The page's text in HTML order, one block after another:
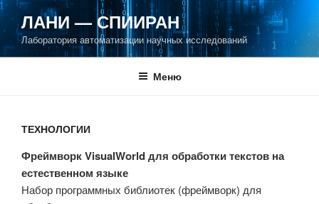
Перейти
содержимому
ЛАНИ — СПИИРАН
Лаборатория автоматизации научных исследований
Меню
ТЕХНОЛОГИИ
Фреймворк VisualWorld для обработки текстов на
естественном языке
Набор программных библиотек (фреймворк) для